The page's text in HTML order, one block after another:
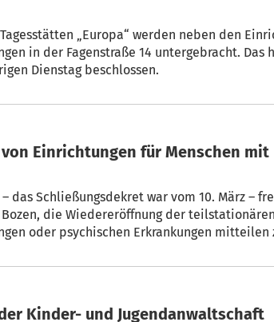
„Europa“ werden neben den
in der Fagenstraße 14 untergebracht. Das
Dienstag beschlossen.
Schließungsdekret war vom 10. März – freut sich der
die Wiedereröffnung der
oder psychischen Erkrankungen mitteilen
der Kinder- und Jugendanwaltschaft